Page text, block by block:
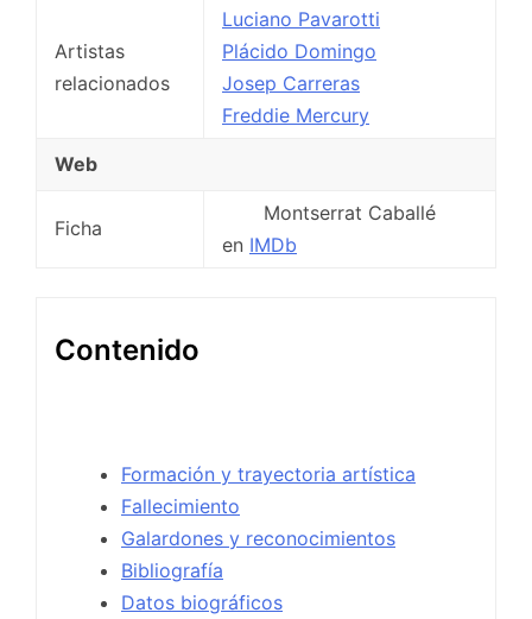
Artistas
relacionados
Luciano Pavarotti
Plácido Domingo
Josep Carreras
Freddie Mercury
Web
Ficha
Montserrat Caballé
en IMDb
Contenido
Formación y trayectoria artística
Fallecimiento
Galardones y reconocimientos
Bibliografía
Datos biográficos